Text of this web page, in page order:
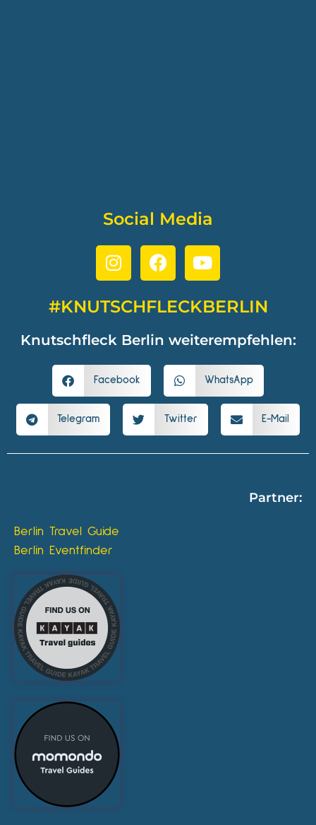
Social Media
#KNUTSCHFLECKBERLIN
Knutschfleck Berlin weiterempfehlen:
Facebook WhatsApp
Telegram Twitter E-Mail
Partner:
Berlin Travel Guide
Berlin Eventfinder